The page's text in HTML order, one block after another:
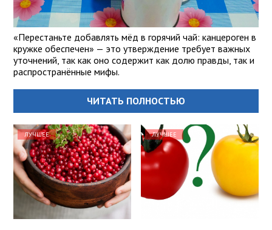
«Перестаньте добавлять мёд в горячий чай: канцероген в
кружке обеспечен» — это утверждение требует важных
уточнений, так как оно содержит как долю правды, так и
распространённые мифы.
ЧИТАТЬ ПОЛНОСТЬЮ
ЛУЧШЕЕ ЛУЧШЕЕ